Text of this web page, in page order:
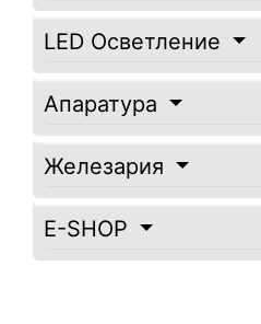
LED Осветление
Апаратура
Железария
E-SHOP